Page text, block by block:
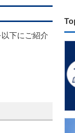
下にご紹介